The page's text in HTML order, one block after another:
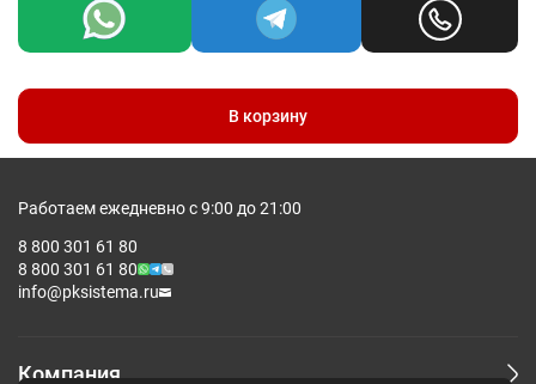
В корзину
Работаем ежедневно с 9:00 до 21:00
8 800 301 61 80
8 800 301 61 80
info@pksistema.ru
Компания